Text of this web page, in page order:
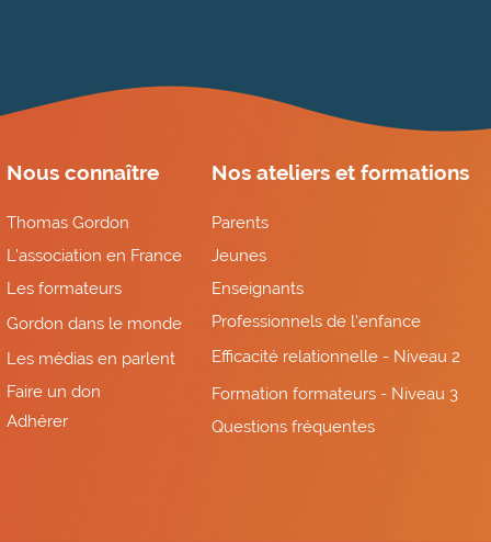
Nos ateliers et formations
Parents
Jeunes
Enseignants
Professionnels de l'enfance
Efficacité relationnelle - Niveau 2
Formation formateurs - Niveau 3
Questions fréquentes
Nous connaître
Thomas Gordon
L'association en France
Les formateurs
Gordon dans le monde
Les médias en parlent
Adhérer
Faire un don